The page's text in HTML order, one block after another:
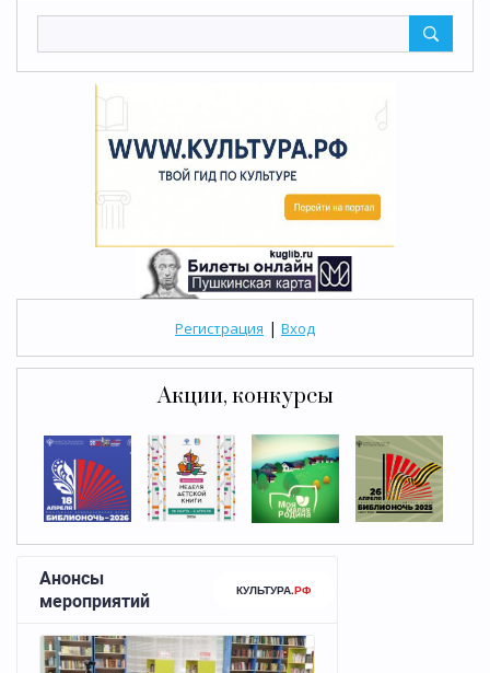
Регистрация | Вход
Акции, конкурсы